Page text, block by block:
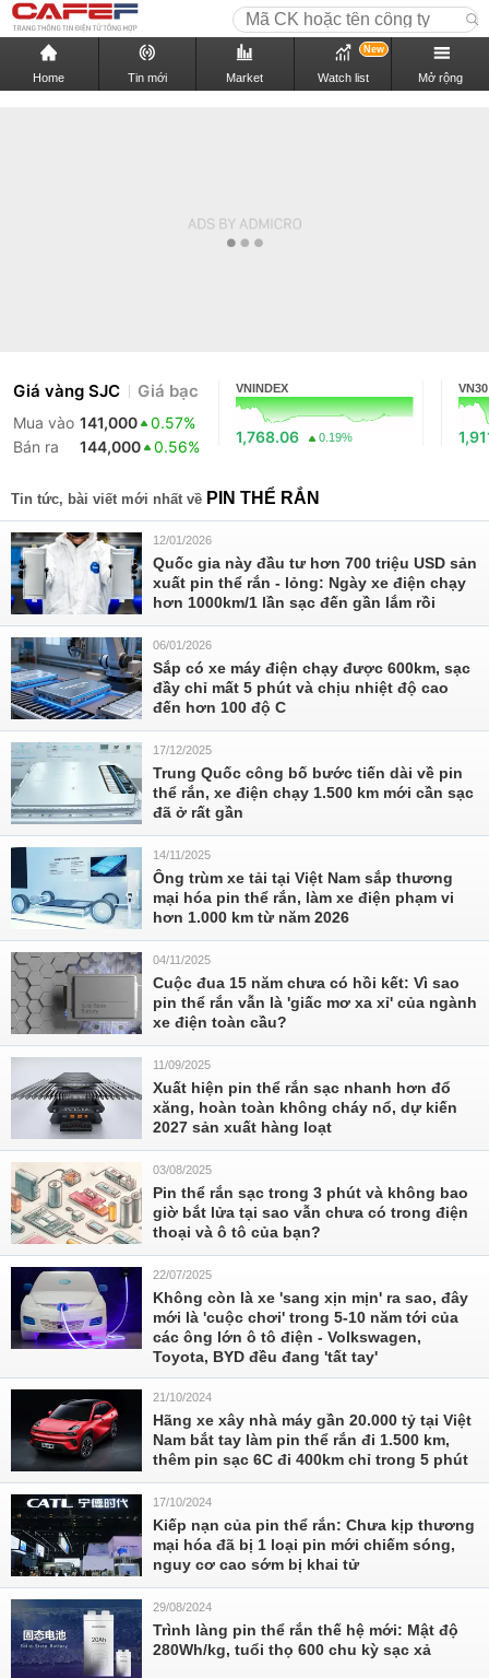
Home Tin mới Market Watch list
New
Mở rộng
Giá vàng SJC Giá bạc
Mua vào 141,000
0.57%
Bán ra
144,000 0.56%
VNINDEX
1,768.06 0.19%
VN30
Tin tức, bài viết mới nhất về PIN THỂ RẮN
12/01/2026
Quốc gia này đầu tư hơn 700 triệu USD sản
xuất pin thể rắn - lỏng: Ngày xe điện chạy
hơn 1000km/1 lần sạc đến gần lắm rồi
06/01/2026
Sắp có xe máy điện chạy được 600km, sạc
đầy chỉ mất 5 phút và chịu nhiệt độ cao
đến hơn 100 độ C
17/12/2025
Trung Quốc công bố bước tiến dài về pin
thể rắn, xe điện chạy 1.500 km mới cần sạc
đã ở rất gần
14/11/2025
Ông trùm xe tải tại Việt Nam sắp thương
mại hóa pin thể rắn, làm xe điện phạm vi
hơn 1.000 km từ năm 2026
04/11/2025
Cuộc đua 15 năm chưa có hồi kết: Vì sao
pin thể rắn vẫn là 'giấc mơ xa xỉ' của ngành
xe điện toàn cầu?
11/09/2025
Xuất hiện pin thể rắn sạc nhanh hơn đổ
xăng, hoàn toàn không cháy nổ, dự kiến
2027 sản xuất hàng loạt
03/08/2025
Pin thể rắn sạc trong 3 phút và không bao
giờ bắt lửa tại sao vẫn chưa có trong điện
thoại và ô tô của bạn?
22/07/2025
Không còn là xe 'sang xịn mịn' ra sao, đây
mới là 'cuộc chơi' trong 5-10 năm tới của
các ông lớn ô tô điện - Volkswagen,
Toyota, BYD đều đang 'tất tay'
21/10/2024
Hãng xe xây nhà máy gần 20.000 tỷ tại Việt
Nam bắt tay làm pin thể rắn đi 1.500 km,
thêm pin sạc 6C đi 400km chỉ trong 5 phút
17/10/2024
Kiếp nạn của pin thể rắn: Chưa kịp thương
mại hóa đã bị 1 loại pin mới chiếm sóng,
nguy cơ cao sớm bị khai tử
29/08/2024
Trình làng pin thể rắn thế hệ mới: Mật độ
280Wh/kg, tuổi thọ 600 chu kỳ sạc xả